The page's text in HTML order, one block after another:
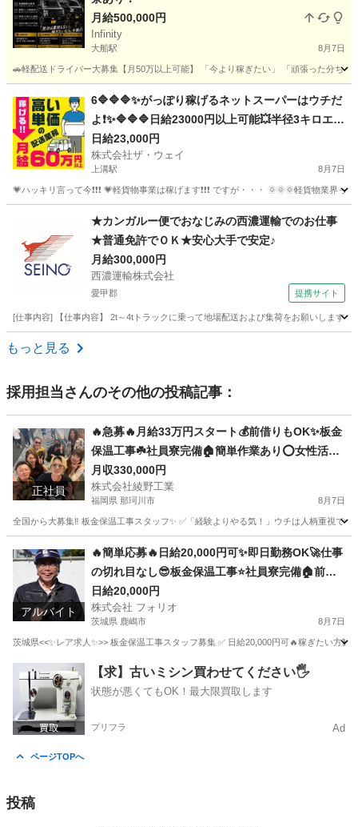
月給500,000円
Infinity
大船駅 8月7日
🚗軽配送ドライバー大募集【月50万以上可能】 「今より稼ぎたい」 「頑張った分
大船駅 ドライバー 貨物
6🔷🔷🔷✨がっぽり稼げるネットスーパーはウチだ
よ❗️✨🔷🔷🔷日給23000円以上可能💥半径3キロエリ
アで1日25件前後配るだけ❗️💛
日給23,000円
株式会社ザ・ウェイ
上溝駅 8月7日
💗ハッキリ言って今❗️❗️❗️ 💗軽貨物事業は稼げます❗️❗️❗️ ですが・・・ 🌞🌞🌞軽貨物業
相模原市 上溝駅 配送 ネットスーパー
★カンガルー便でおなじみの西濃運輸でのお仕事
★普通免許でＯＫ★安心大手で安定♪
月給300,000円
西濃運輸株式会社
愛甲郡 提携サイト
[仕事内容] 【仕事内容】 2t～4tトラックに乗って地場配送および集荷をお願いします
神奈川 愛甲郡
もっと見る
採用担当 さんのその他の投稿記事：
正社員
🔥急募🔥月給33万円スタート💰前借りもOK✨板金
保温工事☘️社員寮完備🏠簡単作業あり⭕️女性活躍
中👩経験問わず誰でも応募歓迎🎉
月収330,000円
株式会社綾野工業
福岡県 那珂川市 8月7日
全国から大募集‼️ 板金保温工事スタッフ✨ ✅「経験よりやる気！」ウチは人柄重視で
土木 未経験
アルバイト
🔥簡単応募🔥日給20,000円可✨即日勤務OK🚀仕事
の切れ目なし😎板金保温工事⭐️社員寮完備🏠前借
りあり💰年齢関係なく誰でも応募OK🎉
日給20,000円
株式会社 フォリオ
茨城県 鹿嶋市 8月7日
茨城県<<✨レア求人✨>> 板金保温工事スタッフ募集 ✅ 日給20,000円可🔥稼ぎたい方
茨城 鹿嶋市 軽作業 茨城 神栖市 軽作業 スタッフ
【求】古いミシン買わせてください🖐️
状態が悪くてもOK！最大限買取します
プリフラ Ad
ページTOPへ
投稿